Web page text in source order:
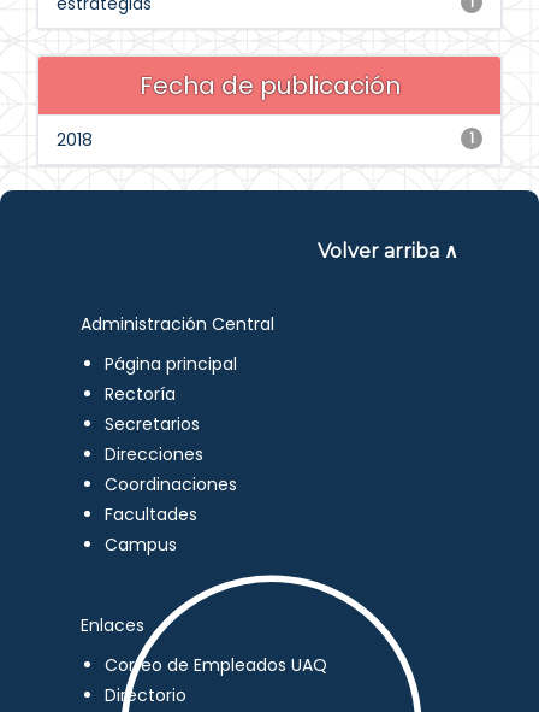
Fecha de publicación
1
2018
Volver arriba ∧
Administración Central
Página principal
Rectoría
Secretarios
Direcciones
Coordinaciones
Facultades
Campus
Enlaces
Correo de Empleados UAQ
Directorio